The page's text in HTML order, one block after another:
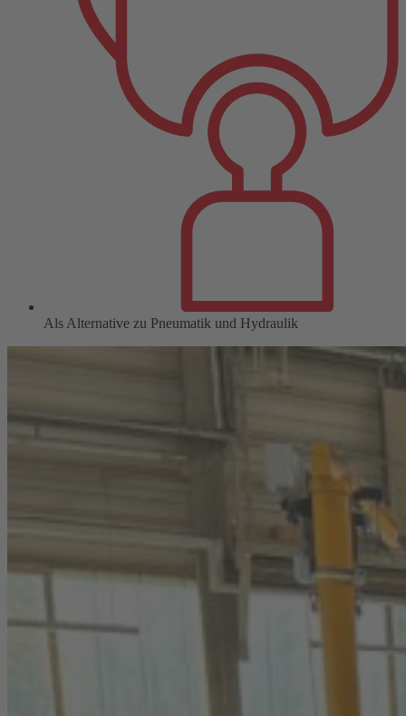
Als Alternative zu Pneumatik und Hydraulik